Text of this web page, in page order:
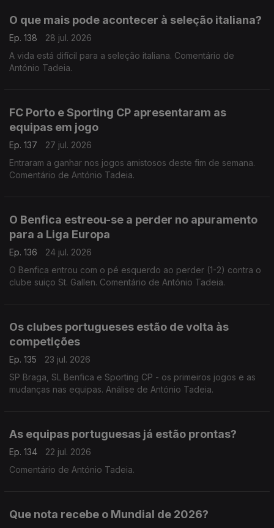
O que mais pode acontecer à seleção italiana?
Ep. 138
28 jul. 2026
A vida está difícil para a seleção italiana. Comentário de
António Tadeia.
FC Porto e Sporting CP apresentaram as
equipas em jogo
Ep. 137
27 jul. 2026
Entraram a ganhar nos jogos amistosos deste fim de semana.
Comentário de António Tadeia.
O Benfica estreou-se a perder no apuramento
para a Liga Europa
Ep. 136
24 jul. 2026
O Benfica entrou com o pé esquerdo ao perder (1-2) contra o
clube suiço St. Gallen. Comentário de António Tadeia.
Os clubes portugueses estão de volta às
competições
Ep. 135
23 jul. 2026
SP Braga, SL Benfica e Sporting CP - os primeiros jogos e as
mudanças nas equipas. Análise de António Tadeia.
As equipas portuguesas já estão prontas?
Ep. 134
22 jul. 2026
Comentário de António Tadeia.
Que nota recebe o Mundial de 2026?